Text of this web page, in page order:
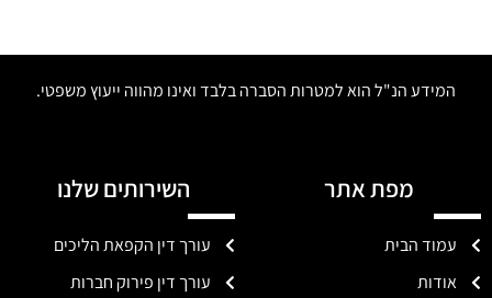
המידע הנ"ל הוא למטרות הסברה בלבד ואינו מהווה ייעוץ משפטי.
מפת אתר
עמוד הבית
אודות
השירותים שלנו
עורך דין הקפאת הליכים
עורך דין פירוק חברות